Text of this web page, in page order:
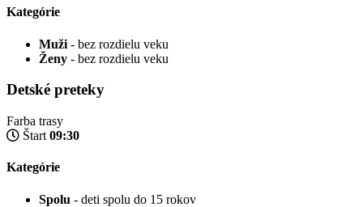
Kategórie
Muži - bez rozdielu veku
Ženy - bez rozdielu veku
Detské preteky
Farba trasy
Štart 09:30
Kategórie
Spolu - deti spolu do 15 rokov